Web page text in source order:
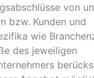
von
bzw. Kunden und
wie
des jeweiligen